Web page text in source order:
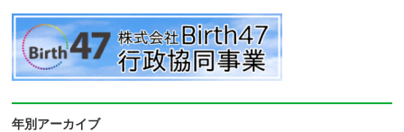
年別アーカイブ